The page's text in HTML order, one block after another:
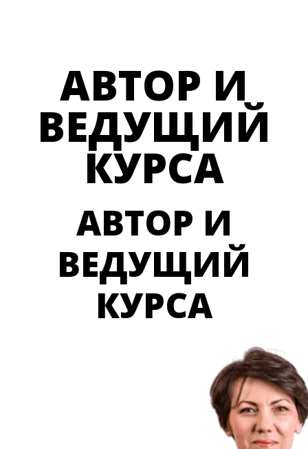
АВТОР И
ВЕДУЩИЙ
КУРСА
АВТОР И
ВЕДУЩИЙ
КУРСА